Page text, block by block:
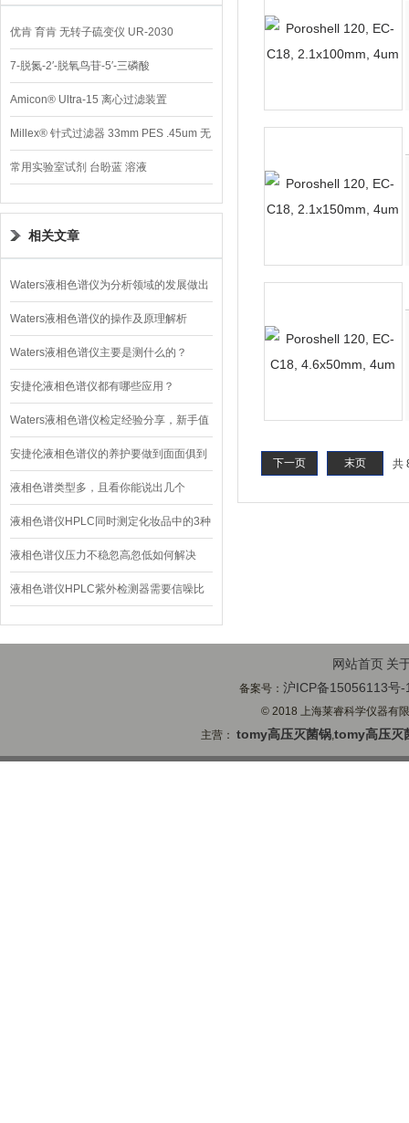
优肯 育肯 无转子硫变仪 UR-2030
7-脱氮-2′-脱氧鸟苷-5′-三磷酸
Amicon® Ultra-15 离心过滤装置
Millex® 针式过滤器 33mm PES .45um 无
菌
常用实验室试剂 台盼蓝 溶液
相关文章
Waters液相色谱仪为分析领域的发展做出
贡献
Waters液相色谱仪的操作及原理解析
Waters液相色谱仪主要是测什么的？
安捷伦液相色谱仪都有哪些应用？
Waters液相色谱仪检定经验分享，新手值
得借鉴
安捷伦液相色谱仪的养护要做到面面俱到
液相色谱类型多，且看你能说出几个
液相色谱仪HPLC同时测定化妆品中的3种
苯扎氯铵同系物
液相色谱仪压力不稳忽高忽低如何解决
液相色谱仪HPLC紫外检测器需要信噪比
指标
共
下一页 末页
网站首页 关
备案号：沪ICP备15056113号-
© 2018 上海莱睿科学仪器有
主营：tomy高压灭菌锅,tomy高压灭